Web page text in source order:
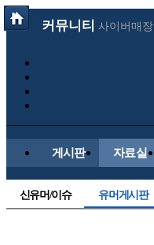
커뮤니티 사이버매장
게시판 자료실
신유머/이슈 유머게시판